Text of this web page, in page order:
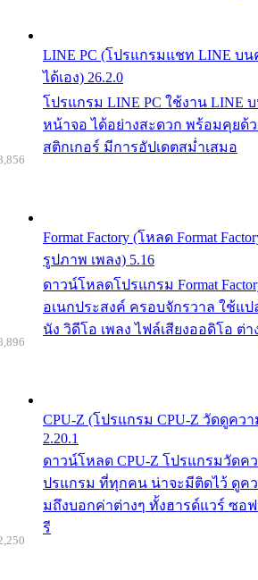
LINE PC (โปรแกรมแชท LINE บ
ได้เอง) 26.2.0
โปรแกรม LINE PC ใช้งาน LINE
หน้าจอ ได้อย่างสะดวก พร้อมคุยด้ว
สติกเกอร์ มีการอัปเดตสม่ำเสมอ
Format Factory (โหลด Format
รูปภาพ เพลง) 5.16
ดาวน์โหลดโปรแกรม Format
อเนกประสงค์ ครอบจักรวาล ใช้แ
นัง วิดีโอ เพลง ไฟล์เสียงออดิโอ ต่า
CPU-Z (โปรแกรม CPU-Z วัดดูคว
2.20.1
ดาวน์โหลด CPU-Z โปรแกรมวัดค
ปรแกรม ที่ทุกคน น่าจะมีติดไว้ ดูคว
มถึงบอกค่าต่างๆ ทั้งฮารด์แวร์ ซอ
รี